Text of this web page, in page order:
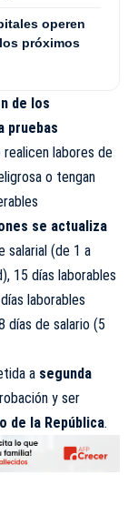
operen
próximos
de los
pruebas
realicen labores de
o tengan
se actualiza
salarial (de 1 a
15 días laborables
laborables
días de salario (5
a segunda
y ser
de la República.